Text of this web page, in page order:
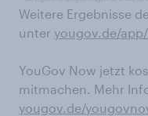
Weitere Ergebnisse
unter yougov.de/app/
YouGov Now jetzt
mitmachen. Mehr
yougov.de/